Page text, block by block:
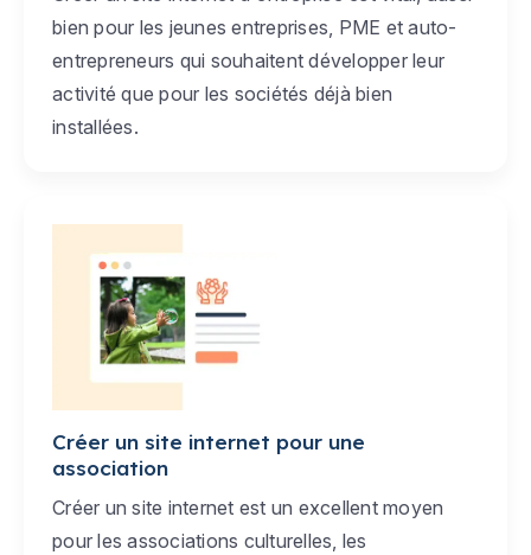
bien pour les jeunes entreprises, PME et auto-
entrepreneurs qui souhaitent développer leur
activité que pour les sociétés déjà bien
installées.
Créer un site internet pour une
association
Créer un site internet est un excellent moyen
pour les associations culturelles, les